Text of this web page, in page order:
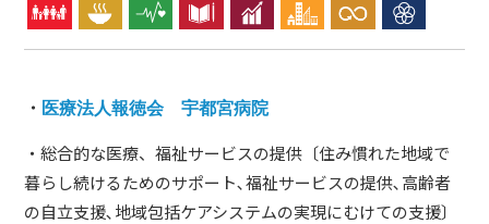
・ 医療法人報徳会 宇都宮病院
・総合的な医療、福祉サービスの提供〔住み慣れた地域で
暮らし続けるためのサポート､福祉サービスの提供､高齢者
の自立支援､地域包括ケアシステムの実現にむけての支援〕